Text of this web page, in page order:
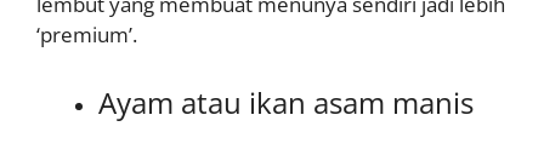
‘premium’.
Ayam atau ikan asam manis